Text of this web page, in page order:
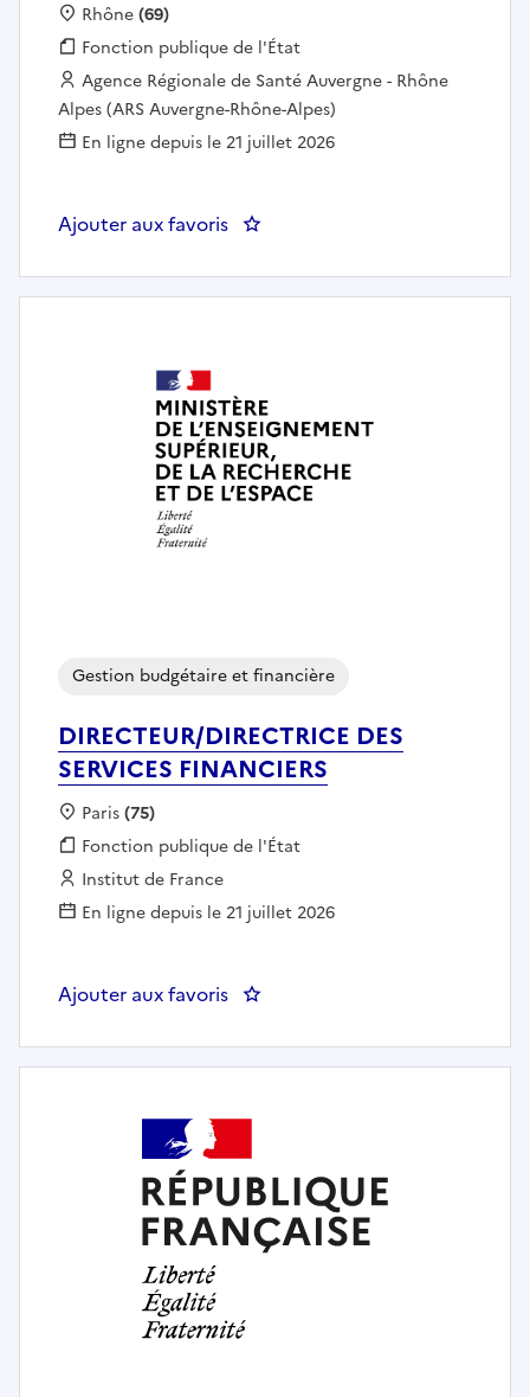
Localisation :
Rhône(69)
Fonction publique :
Fonction publique de l'État
Employeur :
Agence Régionale de Santé Auvergne - Rhône
Alpes (ARS Auvergne-Rhône-Alpes)
En ligne depuis le 21 juillet 2026
Ajouter aux favoris : Chargé de mission analyses
DIRECTEUR/DIRECTRICE DES
SERVICES FINANCIERS
Gestion budgétaire et financière
Localisation :
Paris(75)
Fonction publique :
Fonction publique de l'État
Employeur :
Institut de France
En ligne depuis le 21 juillet 2026
Ajouter aux favoris : DIRECTEUR/DIRECTRICE DES